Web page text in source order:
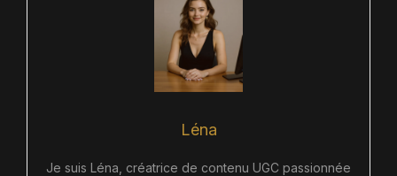
Léna
Je suis Léna, créatrice de contenu UGC passionnée